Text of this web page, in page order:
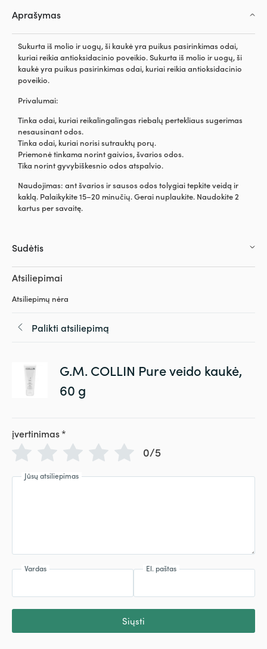
Aprašymas
Sukurta iš molio ir uogų, ši kaukė yra puikus pasirinkimas odai,
kuriai reikia antioksidacinio poveikio. Sukurta iš molio ir uogų, ši
kaukė yra puikus pasirinkimas odai, kuriai reikia antioksidacinio
poveikio.
Privalumai:
Tinka odai, kuriai reikalingalingas riebalų pertekliaus sugerimas
nesausinant odos.
Tinka odai, kuriai norisi sutrauktų porų.
Priemonė tinkama norint gaivios, švarios odos.
Tika norint gyvybiškesnio odos atspalvio.
Naudojimas: ant švarios ir sausos odos tolygiai tepkite veidą ir
kaklą. Palaikykite 15–20 minučių. Gerai nuplaukite. Naudokite 2
kartus per savaitę.
Sudėtis
Atsiliepimai
Atsiliepimų nėra
Palikti atsiliepimą
G.M. COLLIN Pure veido kaukė,
60 g
įvertinimas*
0/5
Jūsų atsiliepimas
Vardas El. paštas
Siųsti